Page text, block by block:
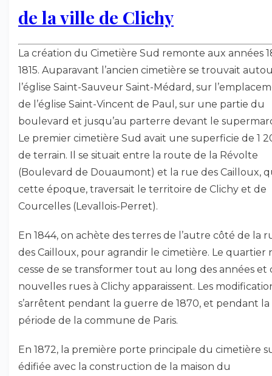
de la ville de Clichy
La création du Cimetière Sud remonte aux années
1815. Auparavant l’ancien cimetière se trouvait
l’église Saint-Sauveur Saint-Médard, sur
de l’église Saint-Vincent de Paul, sur une partie du
boulevard et jusqu’au parterre devant le
Le premier cimetière Sud avait une superficie de 1
de terrain. Il se situait entre la route de la Révolte
(Boulevard de Douaumont) et la rue des Cailloux,
cette époque, traversait le territoire de Clichy et de
Courcelles (Levallois-Perret).
En 1844, on achète des terres de l’autre côté de la
des Cailloux, pour agrandir le cimetière. Le quartier
cesse de se transformer tout au long des années et
nouvelles rues à Clichy apparaissent. Les
s’arrêtent pendant la guerre de 1870, et pendant la
période de la commune de Paris.
En 1872, la première porte principale du cimetière
édifiée avec la construction de la maison du